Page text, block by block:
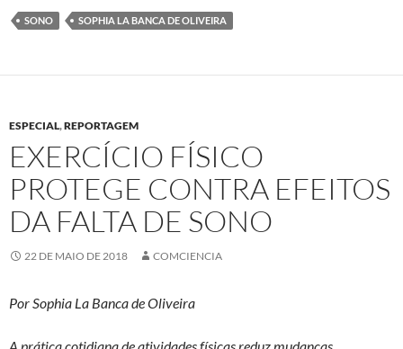
SONO SOPHIA LA BANCA DE OLIVEIRA
ESPECIAL,REPORTAGEM
EXERCÍCIO FÍSICO
PROTEGE CONTRA EFEITOS
DA FALTA DE SONO
22 DE MAIO DE 2018 COMCIENCIA
Por Sophia La Banca de Oliveira